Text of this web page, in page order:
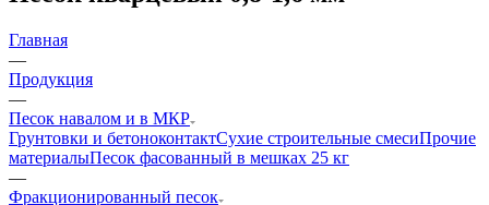
Главная
—
Продукция
—
Песок навалом и в МКР
Грунтовки и бетоноконтактСухие строительные смесиПрочие
материалыПесок фасованный в мешках 25 кг
—
Фракционированный песок